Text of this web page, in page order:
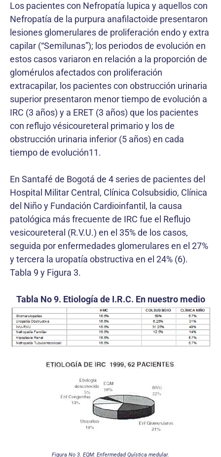
Los pacientes con Nefropatía lupica y aquellos con
Nefropatía de la purpura anafilactoide presentaron
lesiones glomerulares de proliferación endo y extra
capilar (“Semilunas”); los periodos de evolución en
estos casos variaron en relación a la proporción de
glomérulos afectados con proliferación
extracapilar, los pacientes con obstrucción urinaria
superior presentaron menor tiempo de evolución a
IRC (3 años) y a ERET (3 años) que los pacientes
con reflujo vésicoureteral primario y los de
obstrucción urinaria inferior (5 años) en cada
tiempo de evolución11.
En Santafé de Bogotá de 4 series de pacientes del
Hospital Militar Central, Clínica Colsubsidio, Clínica
del Niño y Fundación Cardioinfantil, la causa
patológica más frecuente de IRC fue el Reflujo
vesicoureteral (R.V.U.) en el 35% de los casos,
seguida por enfermedades glomerulares en el 27%
y tercera la uropatía obstructiva en el 24% (6).
Tabla 9 y Figura 3.
Tabla No 9. Etiología de I.R.C. En nuestro medio
Figura No 3. EQM: Enfermedad Quística medular.